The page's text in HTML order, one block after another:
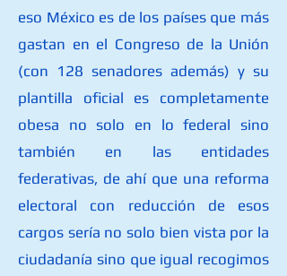
eso México es de los países que más
gastan en el Congreso de la Unión
(con 128 senadores además) y su
plantilla oficial es completamente
obesa no solo en lo federal sino
también en las entidades
federativas, de ahí que una reforma
electoral con reducción de esos
cargos sería no solo bien vista por la
ciudadanía sino que igual recogimos